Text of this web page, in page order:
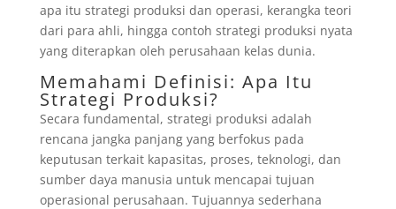
apa itu strategi produksi dan operasi, kerangka teori
dari para ahli, hingga contoh strategi produksi nyata
yang diterapkan oleh perusahaan kelas dunia.
Memahami Definisi: Apa Itu
Strategi Produksi?
Secara fundamental, strategi produksi adalah
rencana jangka panjang yang berfokus pada
keputusan terkait kapasitas, proses, teknologi, dan
sumber daya manusia untuk mencapai tujuan
operasional perusahaan. Tujuannya sederhana